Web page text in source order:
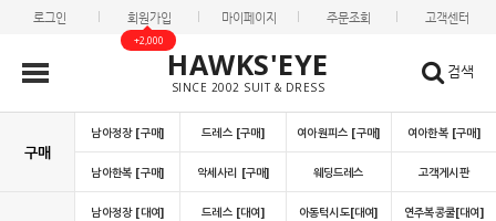
로그인 회원가입
+2,000
마이페이지 주문조회 고객센터
HAWKS'EYE
SINCE 2002 SUIT & DRESS
검색
구매
남아정장 [구매] 드레스 [구매] 여아원피스 [구매] 여아한복 [구매]
남아한복 [구매] 악세사리 [구매] 웨딩드레스 고객게시판
남아정장 [대여] 드레스 [대여] 아동턱시도[대여] 연주복콩쿨[대여]